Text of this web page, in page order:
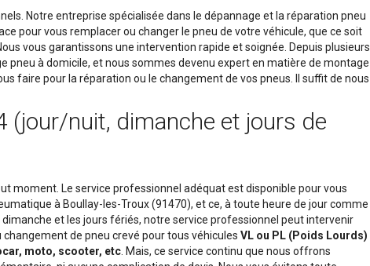
Notre entreprise spécialisée dans le dépannage et la réparation pneu
pour vous remplacer ou changer le pneu de votre véhicule, que ce soit
vous garantissons une intervention rapide et soignée. Depuis plusieurs
pneu à domicile, et nous sommes devenu expert en matière de montage
faire pour la réparation ou le changement de vos pneus. Il suffit de nous
(jour/nuit, dimanche et jours de
moment. Le service professionnel adéquat est disponible pour vous
à Boullay-les-Troux (91470), et ce, à toute heure de jour comme
dimanche et les jours fériés, notre service professionnel peut intervenir
de pneu crevé pour tous véhicules VL ou PL (Poids Lourds)
moto, scooter, etc . Mais, ce service continu que nous offrons